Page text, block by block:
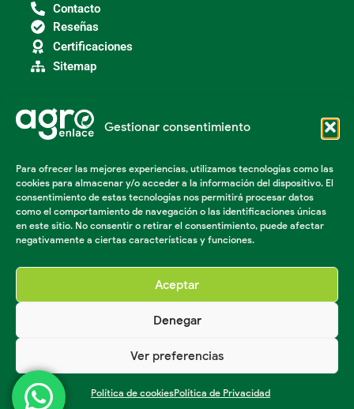
Gestionar consentimiento
Para ofrecer las mejores experiencias, utilizamos tecnologías como las
cookies para almacenar y/o acceder a la información del dispositivo. El
consentimiento de estas tecnologías nos permitirá procesar datos
como el comportamiento de navegación o las identificaciones únicas
en este sitio. No consentir o retirar el consentimiento, puede afectar
negativamente a ciertas características y funciones.
Aceptar
Denegar
Ver preferencias
Política de cookiesPolítica de Privacidad
Contacto
Reseñas
Certificaciones
Sitemap
Categorías
Insumos Agrícolas
Maquinaria Agroindustrial
Maquinaria Industrial
Acondicionador de suelos
Herramientas Agricolas
Creado por Agencia Roco